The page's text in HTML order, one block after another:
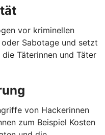
vor kriminellen
Sabotage und setzt
Täterinnen und Täter
von Hackerinnen
zum Beispiel Kosten